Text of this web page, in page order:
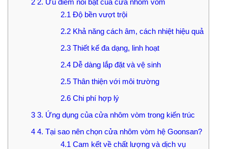
2 2. Ưu điểm nổi bật của cửa nhôm vòm
2.1 Độ bền vượt trội
2.2Khả năng cách âm, cách nhiệt hiệu quả
2.3Thiết kế đa dạng, linh hoạt
2.4Dễ dàng lắp đặt và vệ sinh
2.5Thân thiện với môi trường
2.6Chi phí hợp lý
3 3. Ứng dụng của cửa nhôm vòm trong kiến trúc
4 4. Tại sao nên chọn cửa nhôm vòm hệ Goonsan?
4.1 Cam kết về chất lượng và dịch vụ